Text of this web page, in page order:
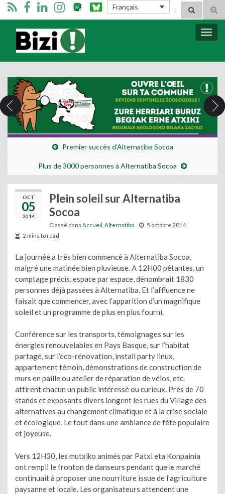
Français Search for:
Bizimugi
Premier succès d’Alternatiba Socoa
Plus de 3000 personnes à Alternatiba Socoa
OCT
05
2014
Plein soleil sur Alternatiba
Socoa
Classé dans Accueil Alternatiba
5 octobre 2014
2 mins to read
La journée a très bien commencé à Alternatiba Socoa,
malgré une matinée bien pluvieuse. A 12H00 pétantes, un
comptage précis, espace par espace, dénombrait 1830
personnes déjà passées à Alternatiba. Et l’affluence ne
faisait que commencer, avec l’apparition d’un magnifique
soleil et un programme de plus en plus fourni.
Conférence sur les transports, témoignages sur les
énergies renouvelables en Pays Basque, sur l’habitat
partagé, sur l’éco-rénovation, install party linux,
appartement témoin, démonstrations de construction de
murs en paille ou atelier de réparation de vélos, etc.
attirent chacun un public intéressé ou curieux. Près de 70
stands et exposants divers longent les rues du Village des
alternatives au changement climatique et à la crise sociale
et écologique. Le tout dans une ambiance de fête populaire
et joyeuse.
Vers 12H30, les mutxiko animés par Patxi eta Konpainia
ont rempli le fronton de danseurs pendant que le marché
continuait à proposer une nourriture issue de l’agriculture
paysanne et locale. Les organisateurs attendent une